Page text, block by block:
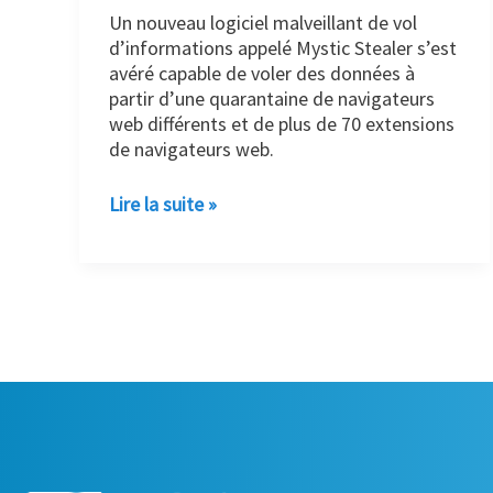
Un nouveau logiciel malveillant de vol
d’informations appelé Mystic Stealer s’est
avéré capable de voler des données à
partir d’une quarantaine de navigateurs
web différents et de plus de 70 extensions
de navigateurs web.
Lire la suite »